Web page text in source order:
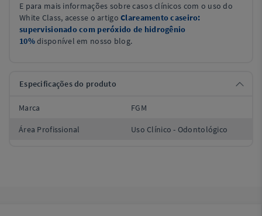
E para mais informações sobre casos clínicos com o uso do
White Class, acesse o artigoClareamento caseiro:
supervisionado com peróxido de hidrogênio
10%disponível em nosso blog.
Especificações do produto
Marca FGM
Área Profissional Uso Clínico - Odontológico